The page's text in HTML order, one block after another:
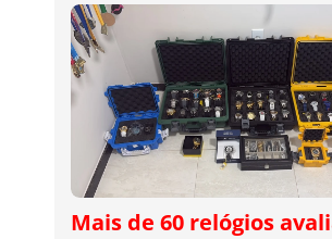
Mais de 60 relógios